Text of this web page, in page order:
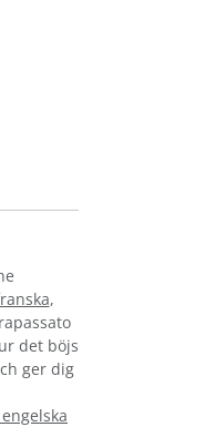
,
det böjs
ger dig